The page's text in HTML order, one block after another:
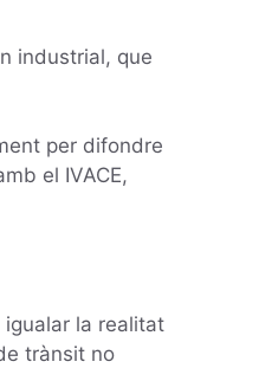
industrial, que
per difondre
el IVACE,
igualar la realitat
trànsit no